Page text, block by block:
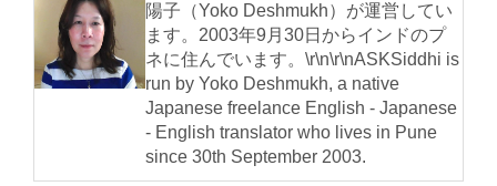
陽子（Yoko Deshmukh）が運営してい
ます。2003年9月30日からインドのプ
ネに住んでいます。\r\n\r\nASKSiddhi is
run by Yoko Deshmukh, a native
Japanese freelance English - Japanese
- English translator who lives in Pune
since 30th September 2003.